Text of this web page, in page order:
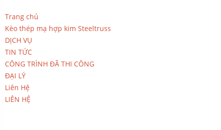
Trang chủ
Kèo thép mạ hợp kim Steeltruss
DỊCH VỤ
TIN TỨC
CÔNG TRÌNH ĐÃ THI CÔNG
ĐẠI LÝ
Liên Hệ
LIÊN HỆ